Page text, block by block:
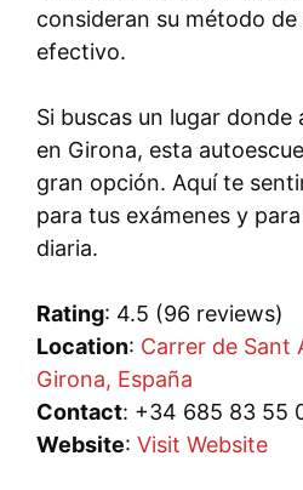
consideran su método
efectivo.
Si buscas un lugar
en Girona, esta
gran opción. Aquí te
para tus exámenes y
diaria.
Rating: 4.5 (96 reviews)
Location: Carrer de Sant
Girona, España
Contact: +34 685 83 55
Website: Visit Website